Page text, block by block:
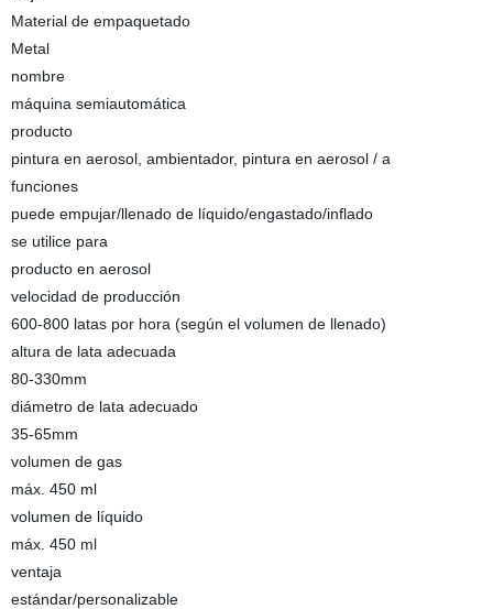
Material de empaquetado
Metal
nombre
máquina semiautomática
producto
pintura en aerosol, ambientador, pintura en aerosol / a
funciones
puede empujar/llenado de líquido/engastado/inflado
se utilice para
producto en aerosol
velocidad de producción
600-800 latas por hora (según el volumen de llenado)
altura de lata adecuada
80-330mm
diámetro de lata adecuado
35-65mm
volumen de gas
máx. 450 ml
volumen de líquido
máx. 450 ml
ventaja
estándar/personalizable